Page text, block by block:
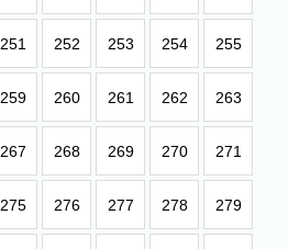
251 252 253 254 255
259 260 261 262 263
267 268 269 270 271
275 276 277 278 279